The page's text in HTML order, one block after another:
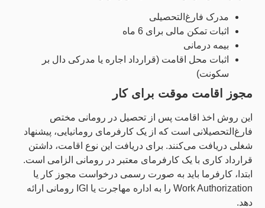
مدرک فارغ‌التحصیلی
اثبات تمکن مالی برای 6 ماه
بیمه درمانی
اثبات محل اقامت (قرارداد اجاره یا مدرکی دال بر
سکونت)
مجوز اقامت موقت برای کار
این روش اخذ اقامت پس از تحصیل در رومانی مختص
فارغ‌التحصیلانی است که از یک کارفرمای رومانیایی، پیشنهاد
شغلی دریافت می‌کنند. برای دریافت این نوع اقامت، داشتن
قرارداد کاری با یک کارفرمای معتبر در رومانی الزامی است.
ابتدا، کارفرما باید به صورت رسمی درخواست مجوز کار یا
Work Authorization را به اداره مهاجرت یا IGI رومانی ارائه
دهد.